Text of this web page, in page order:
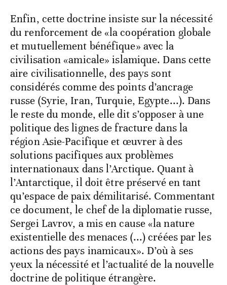
Enfin, cette doctrine insiste sur la nécessité
du renforcement de «la coopération globale
et mutuellement bénéfique» avec la
civilisation «amicale» islamique. Dans cette
aire civilisationnelle, des pays sont
considérés comme des points d’ancrage
russe (Syrie, Iran, Turquie, Egypte...). Dans
le reste du monde, elle dit s’opposer à une
politique des lignes de fracture dans la
région Asie-Pacifique et œuvrer à des
solutions pacifiques aux problèmes
internationaux dans l’Arctique. Quant à
l’Antarctique, il doit être préservé en tant
qu’espace de paix démilitarisé. Commentant
ce document, le chef de la diplomatie russe,
Sergei Lavrov, a mis en cause «la nature
existentielle des menaces (...) créées par les
actions des pays inamicaux». D’où à ses
yeux la nécessité et l’actualité de la nouvelle
doctrine de politique étrangère.